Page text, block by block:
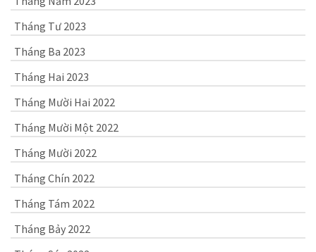
Tháng Tư 2023
Tháng Ba 2023
Tháng Hai 2023
Tháng Mười Hai 2022
Tháng Mười Một 2022
Tháng Mười 2022
Tháng Chín 2022
Tháng Tám 2022
Tháng Bảy 2022